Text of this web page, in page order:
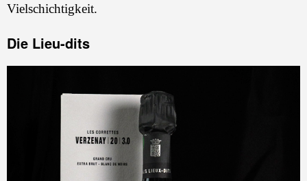
Vielschichtigkeit.
Die Lieu-dits